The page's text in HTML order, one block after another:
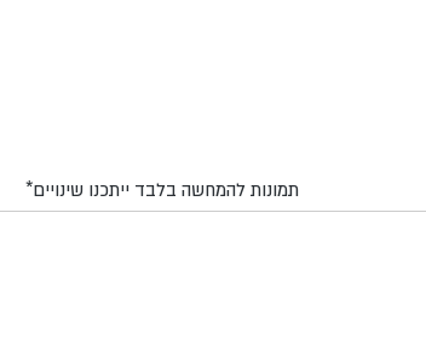
*תמונות להמחשה בלבד ייתכנו שינויים